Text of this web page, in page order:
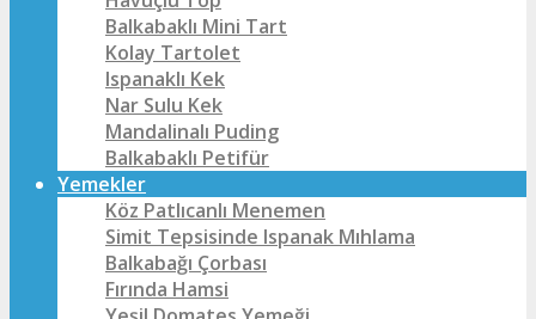
Balkabaklı Mini Tart
Kolay Tartolet
Ispanaklı Kek
Nar Sulu Kek
Mandalinalı Puding
Balkabaklı Petifür
Yemekler
Köz Patlıcanlı Menemen
Simit Tepsisinde Ispanak Mıhlama
Balkabağı Çorbası
Fırında Hamsi